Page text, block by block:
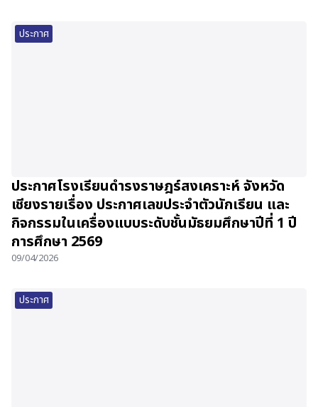
ประกาศ
ประกาศโรงเรียนดำรงราษฎร์สงเคราะห์ จังหวัด
เชียงรายเรื่อง ประกาศเลขประจำตัวนักเรียน และ
กิจกรรมในเครื่องแบบระดับชั้นมัธยมศึกษาปีที่ 1 ปี
การศึกษา 2569
09/04/2026
ประกาศ